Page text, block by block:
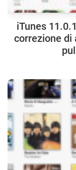
iTunes
correzione di